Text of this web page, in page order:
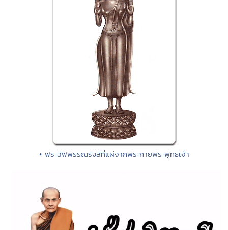
• พระฉัพพรรณรังสีที่แผ่จากพระกายพระพุทธเจ้า